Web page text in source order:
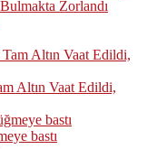
Zorlandı
Altın Vaat Edildi,
bastı